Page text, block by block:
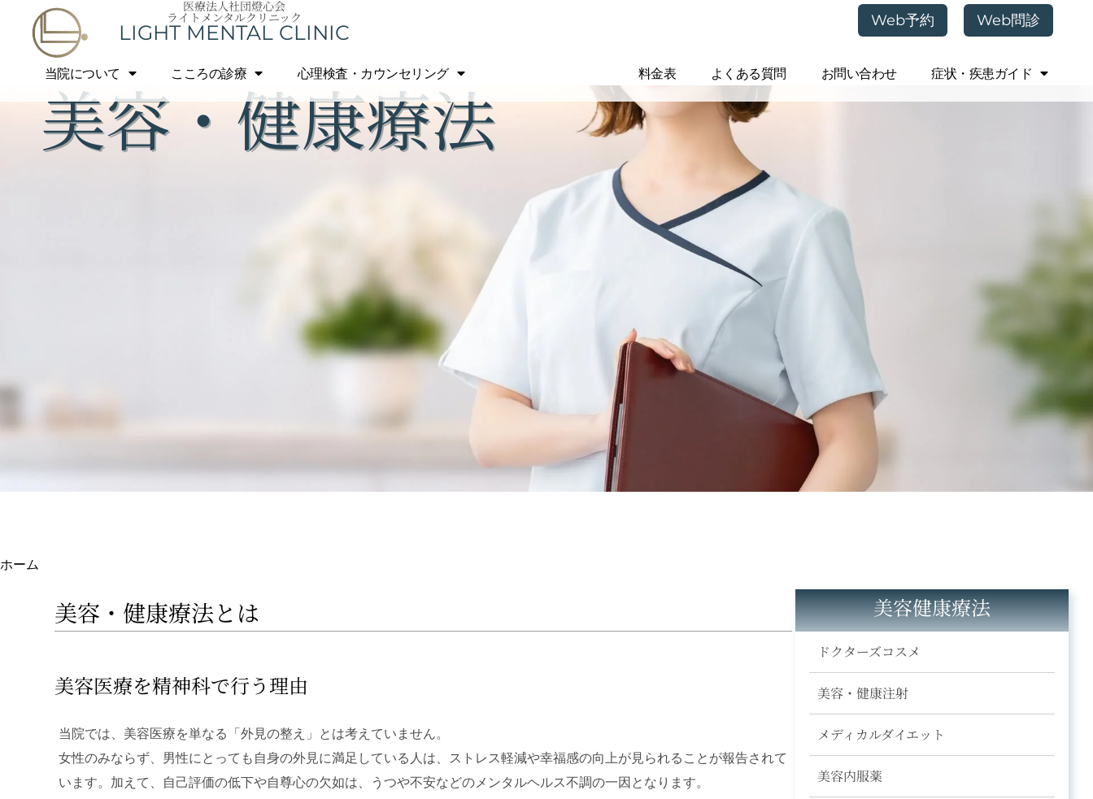
医療法人社団燈心会
ライトメンタルクリニック
LIGHT MENTAL CLINIC Web予約 Web問診
当院について こころの診療 心理検査・カウンセリング 料金表 よくある質問 お問い合わせ 症状・疾患ガイド
美容・健康療法
美容・健康療法
ホーム
美容・健康療法とは
美容医療を精神科で行う理由
当院では、美容医療を単なる「外見の整え」とは考えていません。
女性のみならず、男性にとっても自身の外見に満足している人は、ストレス軽減や幸福感の向上が見られることが報告されて
います。加えて、自己評価の低下や自尊心の欠如は、うつや不安などのメンタルヘルス不調の一因となります。
美容健康療法
ドクターズコスメ
美容・健康注射
メディカルダイエット
美容内服薬